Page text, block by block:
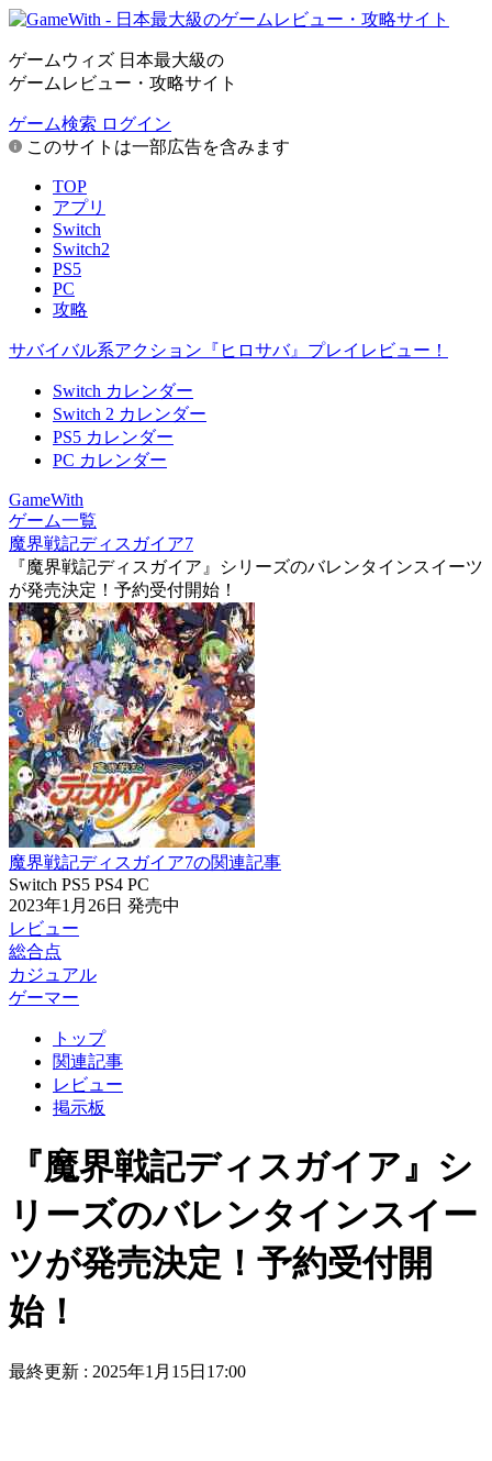
ゲームウィズ 日本最大級の
ゲームレビュー・攻略サイト
ゲーム検索 ログイン
このサイトは一部広告を含みます
TOP
アプリ
Switch
Switch2
PS5
PC
攻略
サバイバル系アクション『ヒロサバ』プレイレビュー！
Switch カレンダー
Switch 2 カレンダー
PS5 カレンダー
PC カレンダー
GameWith
ゲーム一覧
魔界戦記ディスガイア7
『魔界戦記ディスガイア』シリーズのバレンタインスイーツ
が発売決定！予約受付開始！
魔界戦記ディスガイア7の関連記事
Switch PS5 PS4 PC
2023年1月26日 発売中
レビュー
総合点
カジュアル
ゲーマー
トップ
関連記事
レビュー
掲示板
『魔界戦記ディスガイア』シ
リーズのバレンタインスイー
ツが発売決定！予約受付開
始！
最終更新 : 2025年1月15日17:00